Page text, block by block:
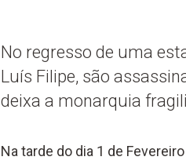
No regresso de uma
Luís Filipe, são
deixa a monarquia
Na tarde do dia 1 de